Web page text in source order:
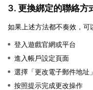
3. 更換綁定的聯絡方
如果上述方法都不奏效，可
登入遊戲官網或平台
進入帳戶設定頁面
選擇「更改電子郵件地址
按照提示完成更改操作